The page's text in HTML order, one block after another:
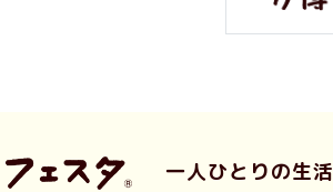
一人ひとりの生